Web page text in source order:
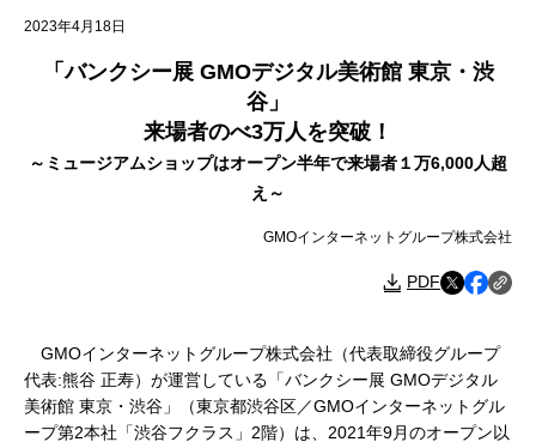
2023年4月18日
「バンクシー展 GMOデジタル美術館 東京・渋
谷」
来場者のべ3万人を突破！
～ミュージアムショップはオープン半年で来場者１万6,000人超
え～
GMOインターネットグループ株式会社
PDF
GMOインターネットグループ株式会社（代表取締役グループ
代表:熊谷 正寿）が運営している「バンクシー展 GMOデジタル
美術館 東京・渋谷」（東京都渋谷区／GMOインターネットグル
ープ第2本社「渋谷フクラス」2階）は、2021年9月のオープン以